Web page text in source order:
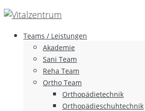
Teams / Leistungen
Akademie
Sani Team
Reha Team
Ortho Team
Orthopädietechnik
Orthopädieschuhtechnik